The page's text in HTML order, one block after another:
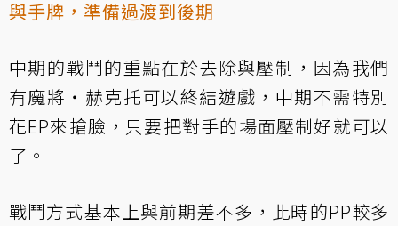
與手牌，準備過渡到後期
中期的戰鬥的重點在於去除與壓制，因為我們
有魔將‧赫克托可以終結遊戲，中期不需特別
花EP來搶臉，只要把對手的場面壓制好就可以
了。
戰鬥方式基本上與前期差不多，此時的PP較多